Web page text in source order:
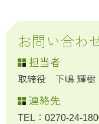
お問い合わ
担当者
取締役 下嶋 輝樹
連絡先
TEL：0270-24-